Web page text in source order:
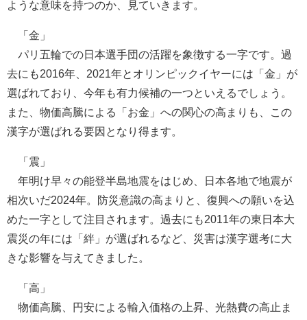
ような意味を持つのか、見ていきます。
「金」
パリ五輪での日本選手団の活躍を象徴する一字です。過
去にも2016年、2021年とオリンピックイヤーには「金」が
選ばれており、今年も有力候補の一つといえるでしょう。
また、物価高騰による「お金」への関心の高まりも、この
漢字が選ばれる要因となり得ます。
「震」
年明け早々の能登半島地震をはじめ、日本各地で地震が
相次いだ2024年。防災意識の高まりと、復興への願いを込
めた一字として注目されます。過去にも2011年の東日本大
震災の年には「絆」が選ばれるなど、災害は漢字選考に大
きな影響を与えてきました。
「高」
物価高騰、円安による輸入価格の上昇、光熱費の高止ま